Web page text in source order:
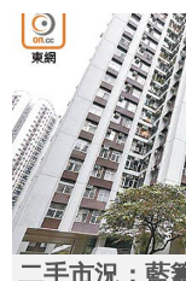
二手市況：藍